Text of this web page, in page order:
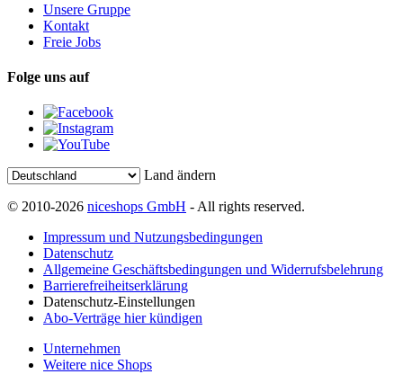
Unsere Gruppe
Kontakt
Freie Jobs
Folge uns auf
Land ändern
© 2010-2026 niceshops GmbH - All rights reserved.
Impressum und Nutzungsbedingungen
Datenschutz
Allgemeine Geschäftsbedingungen und Widerrufsbelehrung
Barrierefreiheitserklärung
Datenschutz-Einstellungen
Abo-Verträge hier kündigen
Unternehmen
Weitere nice Shops